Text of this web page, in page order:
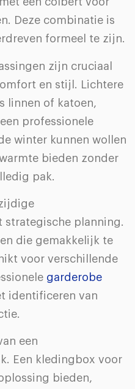
Deze combinatie is
formeel te zijn.
zijn cruciaal
en stijl. Lichtere
linnen of katoen,
professionele
winter kunnen wollen
bieden zonder
pak.
strategische planning.
die gemakkelijk te
voor verschillende
garderobe
identificeren van
een
Een kledingbox voor
bieden,